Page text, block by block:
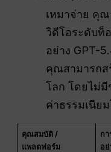
เหมาจ่าย คุ
วิดีโอระดับท็
อย่าง GPT-
คุณสามารถส
โลก โดยไม่
ค่าธรรมเนีย
คุณสมบัติ /
แพลตฟอร์ม
กา
อย่